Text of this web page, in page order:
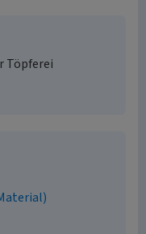
Töpferei